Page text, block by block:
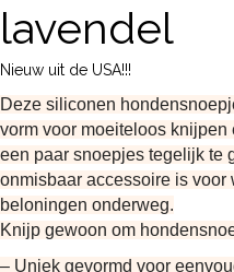
lavendel
Nieuw uit de USA!!!
Deze siliconen
vorm voor moeiteloos
een paar snoepjes tegelijk te
onmisbaar accessoire is voor
beloningen onderweg.
Knijp gewoon om
– Uniek gevormd voor